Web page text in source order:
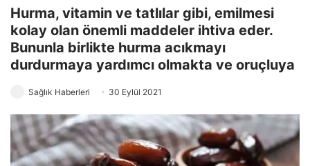
Hurma, vitamin ve tatlılar gibi, emilmesi
kolay olan önemli maddeler ihtiva eder.
Bununla birlikte hurma acıkmayı
durdurmaya yardımcı olmakta ve oruçluya
Sağlık Haberleri 30 Eylül 2021